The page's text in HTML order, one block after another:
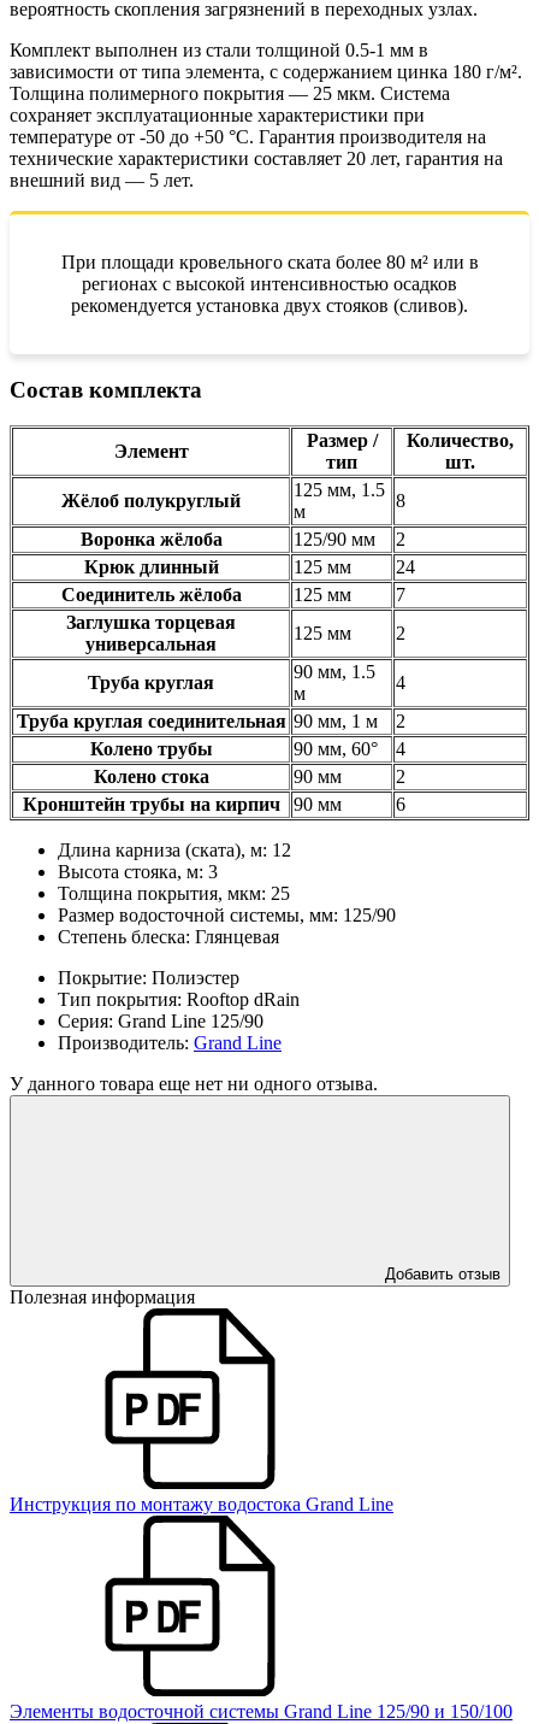
вероятность скопления загрязнений в переходных узлах.
Комплект выполнен из стали толщиной 0.5-1 мм в
зависимости от типа элемента, с содержанием цинка 180 г/м².
Толщина полимерного покрытия — 25 мкм. Система
сохраняет эксплуатационные характеристики при
температуре от -50 до +50 °C. Гарантия производителя на
технические характеристики составляет 20 лет, гарантия на
внешний вид — 5 лет.
При площади кровельного ската более 80 м² или в
регионах с высокой интенсивностью осадков
рекомендуется установка двух стояков (сливов).
Состав комплекта
Элемент
Размер /
тип
Количество,
шт.
Жёлоб полукруглый
125 мм, 1.5
м
8
Воронка жёлоба
125/90 мм
2
Крюк длинный
125 мм
24
Соединитель жёлоба
125 мм
7
Заглушка торцевая
универсальная
125 мм 2
Труба круглая
90 мм, 1.5
м
4
Труба круглая соединительная 90 мм, 1 м
2
Колено трубы
90 мм, 60°
4
Колено стока
90 мм
2
Кронштейн трубы на кирпич
90 мм 6
Длина карниза (ската), м: 12
Высота стояка, м: 3
Толщина покрытия, мкм: 25
Размер водосточной системы, мм: 125/90
Степень блеска: Глянцевая
Покрытие: Полиэстер
Тип покрытия: Rooftop dRain
Серия: Grand Line 125/90
Производитель: Grand Line
У данного товара еще нет ни одного отзыва.
Добавить отзыв
Полезная информация
Инструкция по монтажу водостока Grand Line
Элементы водосточной системы Grand Line 125/90 и 150/100